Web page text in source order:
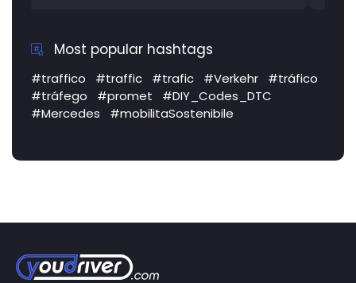
Most popular hashtags
#traffico #traffic #trafic #Verkehr
#tráfico
#tráfego
#promet
#DIY_Codes_DTC
#Mercedes
#mobilitaSostenibile